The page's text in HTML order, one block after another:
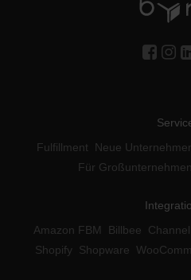
Fulfillment
Neue
Für Großunternehmen
Amazon FBM
Billbee
Shopify Shopware